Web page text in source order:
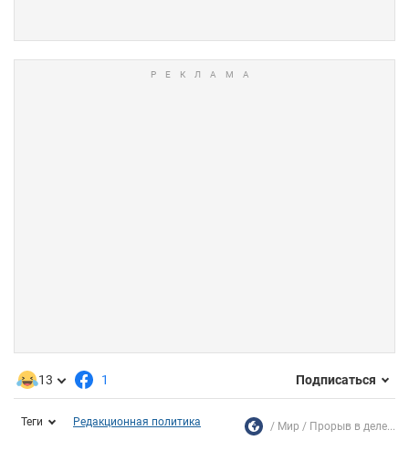
13 1 Подписаться
Теги Редакционная политика Мир Прорыв в деле...